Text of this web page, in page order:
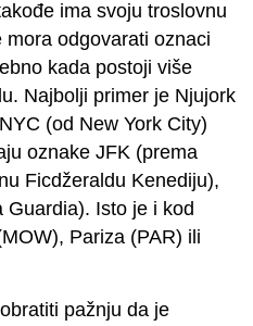
ima svoju troslovnu
odgovarati oznaci
kada postoji više
Najbolji primer je Njujork
(od New York City)
oznake JFK (prema
Ficdžeraldu Kenediju),
Guardia). Isto je i kod
Pariza (PAR) ili
pažnju da je